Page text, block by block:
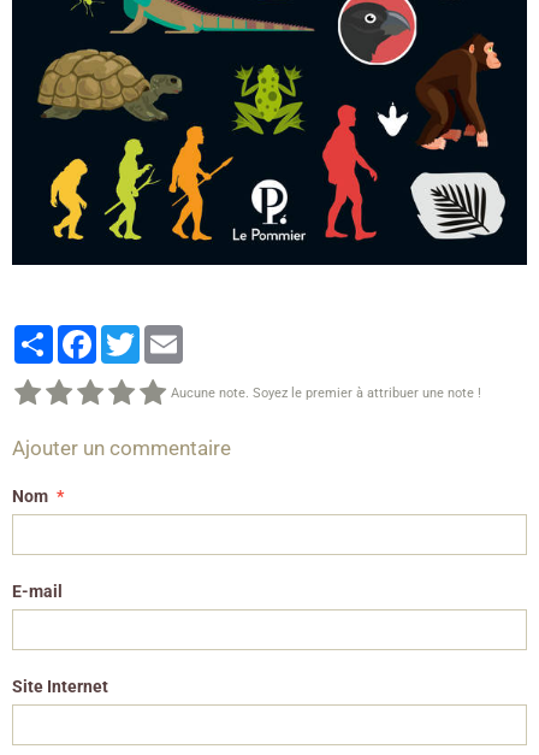
PartagerFacebook
Twitter
Aucune note. Soyez le premier à attribuer une note !
Ajouter un commentaire
Nom
E-mail
Site Internet